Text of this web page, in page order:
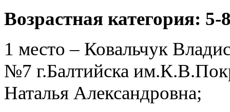
Возрастная категория: 5-
1 место – Ковальчук
№7 г.Балтийска
Наталья Александровна;